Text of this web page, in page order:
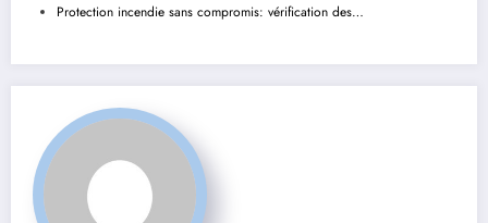
Protection incendie sans compromis: vérification des…